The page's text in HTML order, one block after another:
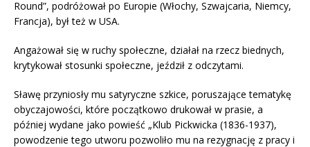
Round”, podróżował po Europie (Włochy, Szwajcaria, Niemcy,
Francja), był też w USA.
Angażował się w ruchy społeczne, działał na rzecz biednych,
krytykował stosunki społeczne, jeździł z odczytami.
Sławę przyniosły mu satyryczne szkice, poruszające tematykę
obyczajowości, które początkowo drukował w prasie, a
później wydane jako powieść „Klub Pickwicka (1836-1937),
powodzenie tego utworu pozwoliło mu na rezygnację z pracy i